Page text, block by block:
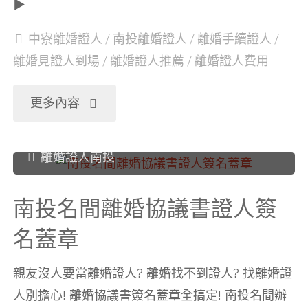
人
簽
蓋
▶
中寮離婚證人 / 南投離婚證人 / 離婚手續證人 /
離婚見證人到場/ 離婚證人推薦 / 離婚證人費用
更多內容 "南
中
寮
婚
離婚證人南投
南投名間離婚協議書證人簽
名蓋章
親友沒人要當離婚證人? 離婚找不到證人? 找離婚證
人別擔心! 離婚協議書簽名蓋章全搞定! 南投名間辦